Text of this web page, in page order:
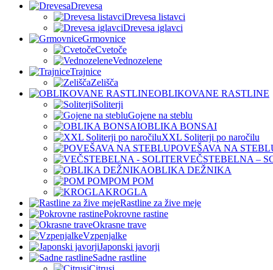
Drevesa
Drevesa listavci
Drevesa iglavci
Grmovnice
Cvetoče
Vednozelene
Trajnice
Zelišča
OBLIKOVANE RASTLINE
Soliterji
Gojene na steblu
OBLIKA BONSAI
XXL Soliterji po naročilu
POVEŠAVA NA
VEČSTEBELNA –
OBLIKA DEŽNIKA
POM POM
KROGLA
Rastline za žive meje
Pokrovne rastine
Okrasne trave
Vzpenjalke
Japonski javorji
Sadne rastline